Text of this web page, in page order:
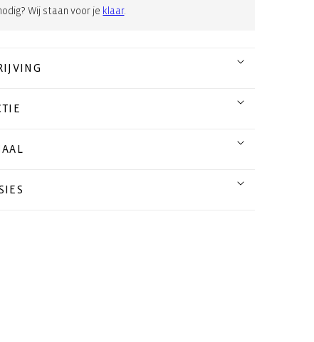
Wij staan voor je klaar.